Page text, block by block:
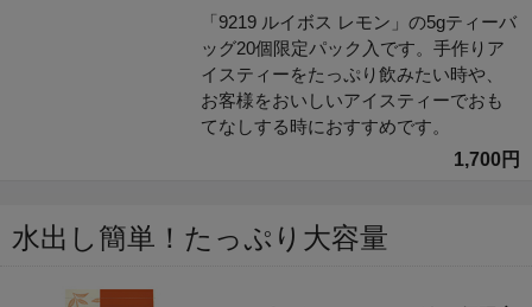
「9219 ルイボス レモン」の5gティーバ
ッグ20個限定パック入です。手作りア
イスティーをたっぷり飲みたい時や、
お客様をおいしいアイスティーでおも
てなしする時におすすめです。
1,700円
水出し簡単！たっぷり大容量